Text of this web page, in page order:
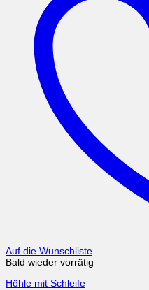
Auf die Wunschliste
Bald wieder vorrätig
Höhle mit Schleife